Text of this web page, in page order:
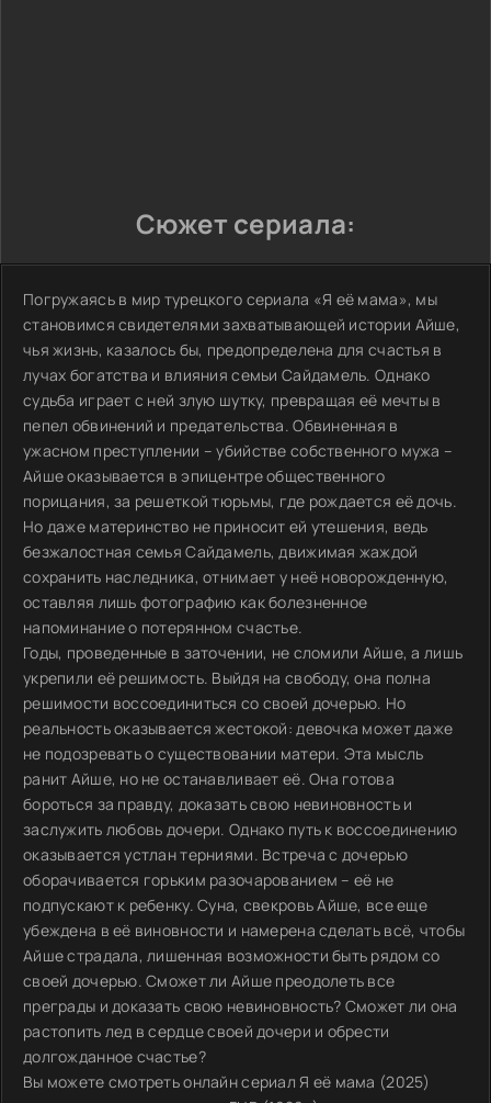
Сюжет сериала:
Погружаясь в мир турецкого сериала «Я её мама», мы
становимся свидетелями захватывающей истории Айше,
чья жизнь, казалось бы, предопределена для счастья в
лучах богатства и влияния семьи Сайдамель. Однако
судьба играет с ней злую шутку, превращая её мечты в
пепел обвинений и предательства. Обвиненная в
ужасном преступлении – убийстве собственного мужа –
Айше оказывается в эпицентре общественного
порицания, за решеткой тюрьмы, где рождается её дочь.
Но даже материнство не приносит ей утешения, ведь
безжалостная семья Сайдамель, движимая жаждой
сохранить наследника, отнимает у неё новорожденную,
оставляя лишь фотографию как болезненное
напоминание о потерянном счастье.
Годы, проведенные в заточении, не сломили Айше, а лишь
укрепили её решимость. Выйдя на свободу, она полна
решимости воссоединиться со своей дочерью. Но
реальность оказывается жестокой: девочка может даже
не подозревать о существовании матери. Эта мысль
ранит Айше, но не останавливает её. Она готова
бороться за правду, доказать свою невиновность и
заслужить любовь дочери. Однако путь к воссоединению
оказывается устлан терниями. Встреча с дочерью
оборачивается горьким разочарованием – её не
подпускают к ребенку. Суна, свекровь Айше, все еще
убеждена в её виновности и намерена сделать всё, чтобы
Айше страдала, лишенная возможности быть рядом со
своей дочерью. Сможет ли Айше преодолеть все
преграды и доказать свою невиновность? Сможет ли она
растопить лед в сердце своей дочери и обрести
долгожданное счастье?
Вы можете смотреть онлайн сериал Я её мама (2025)